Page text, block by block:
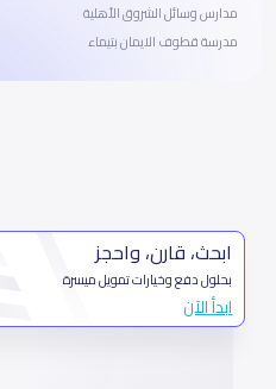
مدارس وسائل الشروق الأهلية
مدرسة قطوف الايمان بتيماء
ابحث، قارن، واحجز
بحلول دفع وخيارات تمويل ميسرة
ابدأ الآن